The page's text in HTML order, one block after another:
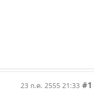
23 ก.ค. 2555 21:33 #1